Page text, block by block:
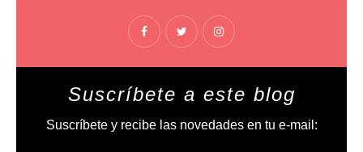
Suscríbete a este blog
Suscríbete y recibe las novedades en tu e-mail: